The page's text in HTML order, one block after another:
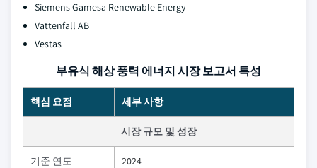
Siemens Gamesa Renewable Energy
Vattenfall AB
Vestas
부유식 해상 풍력 에너지 시장 보고서 특성
핵심 요점 세부 사항
시장 규모 및 성장
기준 연도 2024